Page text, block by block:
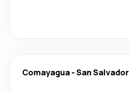
Comayagua-San Salvador